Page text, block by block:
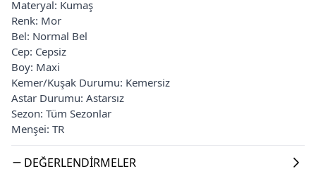
Materyal: Kumaş
Renk: Mor
Bel: Normal Bel
Cep: Cepsiz
Boy: Maxi
Kemer/Kuşak Durumu: Kemersiz
Astar Durumu: Astarsız
Sezon: Tüm Sezonlar
Menşei: TR
DEĞERLENDIRMELER